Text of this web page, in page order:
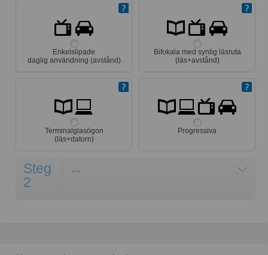
Enkelslipade
daglig användning (avstånd)
Bifokala med synlig läsruta
(läs+avstånd)
Terminalglasögon
(läs+datorn)
Progressiva
Steg
2
...